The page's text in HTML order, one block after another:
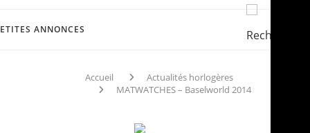
ANNONCES
Accueil
Actualités horlogères
MATWATCHES – Baselworld 2014